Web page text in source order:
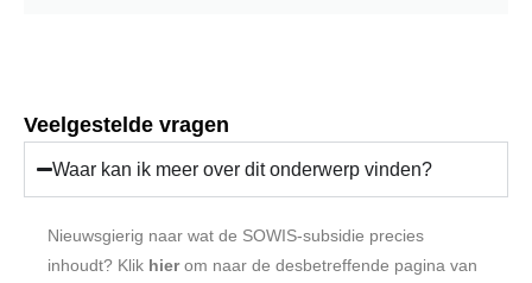
Veelgestelde vragen
Waar kan ik meer over dit onderwerp vinden?
Nieuwsgierig naar wat de SOWIS-subsidie precies
inhoudt? Klik hierom naar de desbetreffende pagina van